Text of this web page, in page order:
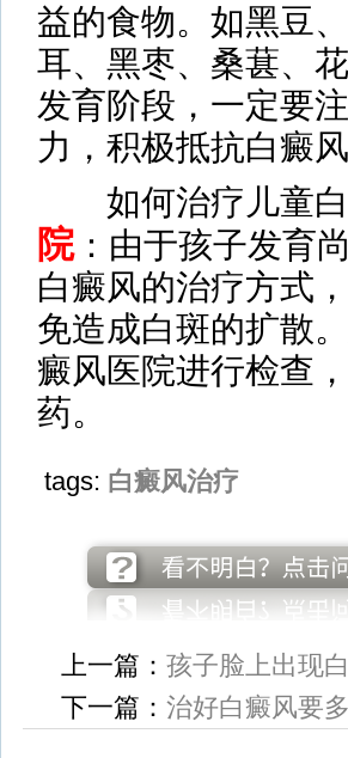
益的食物。如黑豆
耳、黑枣、桑葚、
发育阶段，一定要
力，积极抵抗白癜风
如何治疗儿童白
院：由于孩子发育
白癜风的治疗方式
免造成白斑的扩散
癜风医院进行检查
药。
tags: 白癜风治疗
上一篇： 孩子脸上出现
下一篇： 治好白癜风要